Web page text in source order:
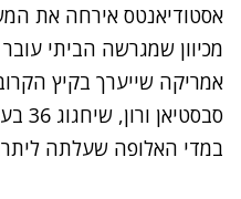
אסטודיאנטס אירחה את
מכיוון שמגרשה הביתי
אמריקה שייערך בקיץ
במדי האלופה שעלתה